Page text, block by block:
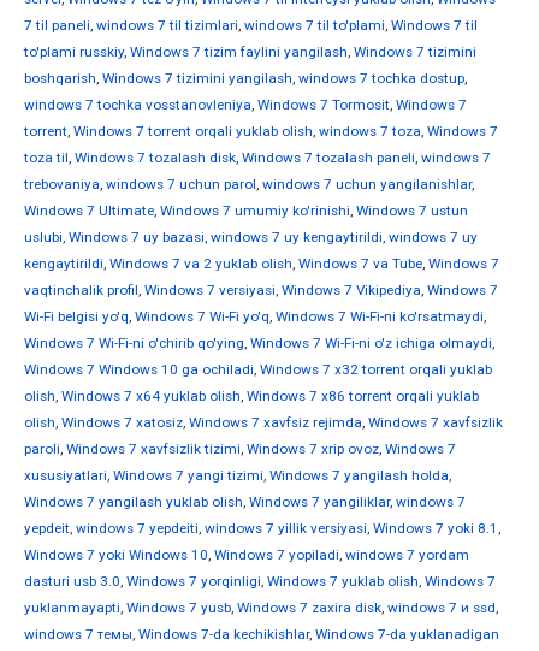
7 til paneli, windows 7 til tizimlari, windows 7 til to'plami, Windows 7 til
to'plami russkiy, Windows 7 tizim faylini yangilash, Windows 7 tizimini
boshqarish, Windows 7 tizimini yangilash, windows 7 tochka dostup,
windows 7 tochka vosstanovleniya, Windows 7 Tormosit, Windows 7
torrent, Windows 7 torrent orqali yuklab olish, windows 7 toza, Windows 7
toza til, Windows 7 tozalash disk, Windows 7 tozalash paneli, windows 7
trebovaniya, windows 7 uchun parol, windows 7 uchun yangilanishlar,
Windows 7 Ultimate, Windows 7 umumiy ko'rinishi, Windows 7 ustun
uslubi, Windows 7 uy bazasi, windows 7 uy kengaytirildi, windows 7 uy
kengaytirildi, Windows 7 va 2 yuklab olish, Windows 7 va Tube, Windows 7
vaqtinchalik profil, Windows 7 versiyasi, Windows 7 Vikipediya, Windows 7
Wi-Fi belgisi yo'q, Windows 7 Wi-Fi yo'q, Windows 7 Wi-Fi-ni ko'rsatmaydi,
Windows 7 Wi-Fi-ni o'chirib qo'ying, Windows 7 Wi-Fi-ni o'z ichiga olmaydi,
Windows 7 Windows 10 ga ochiladi, Windows 7 x32 torrent orqali yuklab
olish, Windows 7 x64 yuklab olish, Windows 7 x86 torrent orqali yuklab
olish, Windows 7 xatosiz, Windows 7 xavfsiz rejimda, Windows 7 xavfsizlik
paroli, Windows 7 xavfsizlik tizimi, Windows 7 xrip ovoz, Windows 7
xususiyatlari, Windows 7 yangi tizimi, Windows 7 yangilash holda,
Windows 7 yangilash yuklab olish, Windows 7 yangiliklar, windows 7
yepdeit, windows 7 yepdeiti, windows 7 yillik versiyasi, Windows 7 yoki 8.1 ,
Windows 7 yoki Windows 10, Windows 7 yopiladi, windows 7 yordam
dasturi usb 3.0, Windows 7 yorqinligi, Windows 7 yuklab olish, Windows 7
yuklanmayapti, Windows 7 yusb, Windows 7 zaxira disk, windows 7 и ssd,
windows 7 темы, Windows 7-da kechikishlar, Windows 7-da yuklanadigan